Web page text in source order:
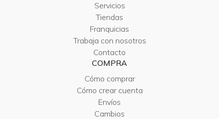
Servicios
Tiendas
Franquicias
Trabaja con nosotros
Contacto
COMPRA
Cómo comprar
Cómo crear cuenta
Envíos
Cambios